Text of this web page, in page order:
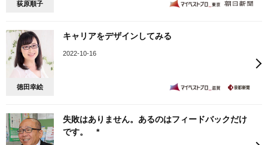
荻原順子
徳田幸絵
キャリアをデザインしてみる
2022-10-16
失敗はありません。あるのはフィードバックだけ
です。 *